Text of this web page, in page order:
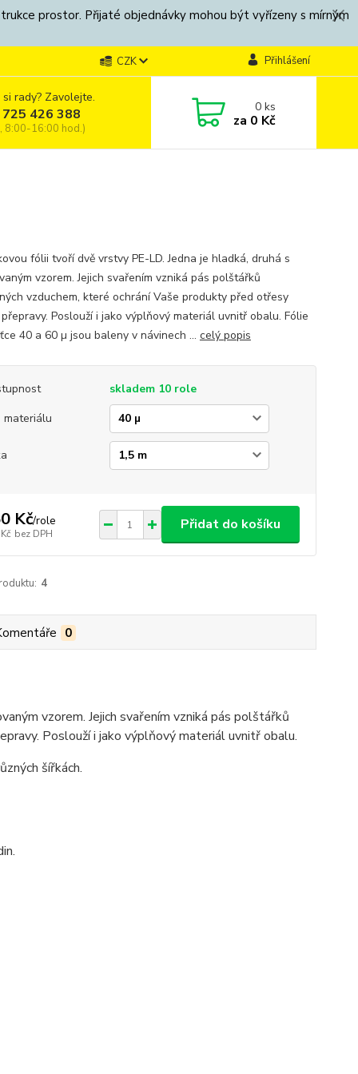
prostor. Přijaté objednávky mohou být vyřízeny s mírným
CZK Přihlášení
rady? Zavolejte.
426 388
8:00-16:00 hod.)
0ks
za 0 Kč
fólii tvoří dvě vrstvy PE-LD. Jedna je hladká, druhá s
vzorem. Jejich svařením vzniká pás polštářků
vzduchem, které ochrání Vaše produkty před otřesy
Poslouží i jako výplňový materiál uvnitř obalu. Fólie
40 a 60 µ jsou baleny v návinech ... celý popis
skladem 10 role
materiálu
Kč/role
bez DPH
Přidat do košíku
4
0
vzorem. Jejich svařením vzniká pás polštářků
Poslouží i jako výplňový materiál uvnitř obalu.
šířkách.